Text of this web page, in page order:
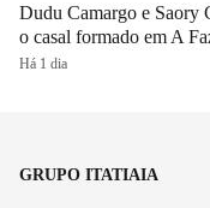
Dudu Camargo e Saory
o casal formado em A
Há 1 dia
GRUPO ITATIAIA